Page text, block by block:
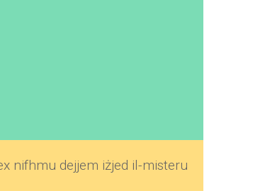
nifhmu dejjem iżjed il-misteru